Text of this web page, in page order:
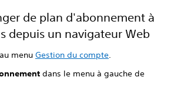
de plan d'abonnement à
depuis un navigateur Web
menu Gestion du compte.
dans le menu à gauche de